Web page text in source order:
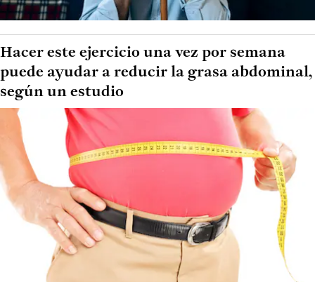
Hacer este ejercicio una vez por semana
puede ayudar a reducir la grasa abdominal,
según un estudio